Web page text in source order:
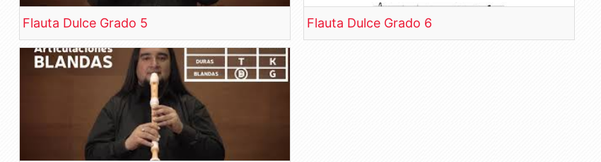
Flauta Dulce Grado 5 Flauta Dulce Grado 6